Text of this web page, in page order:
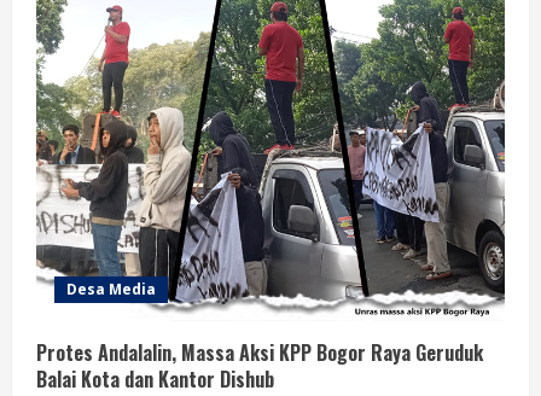
Desa Media
Protes Andalalin, Massa Aksi KPP Bogor Raya Geruduk
Balai Kota dan Kantor Dishub